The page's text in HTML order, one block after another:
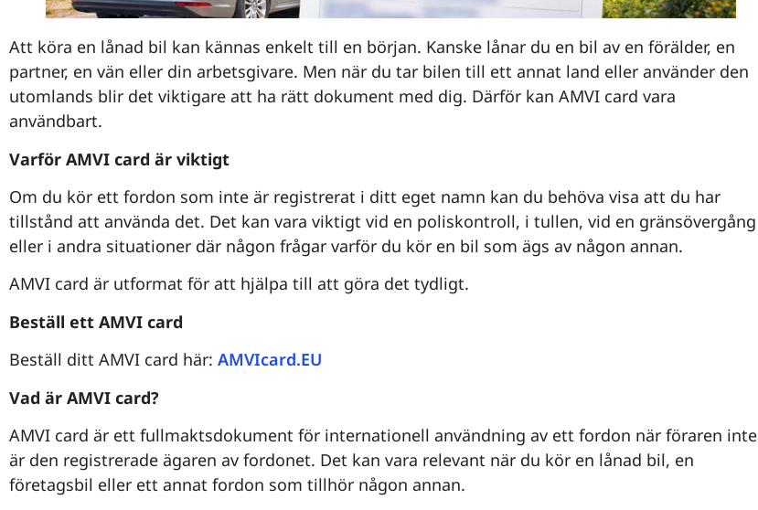
Att köra en lånad bil kan kännas enkelt till en början. Kanske lånar du en bil av en förälder, en
partner, en vän eller din arbetsgivare. Men när du tar bilen till ett annat land eller använder den
utomlands blir det viktigare att ha rätt dokument med dig. Därför kan AMVI card vara
användbart.
Varför AMVI card är viktigt
Om du kör ett fordon som inte är registrerat i ditt eget namn kan du behöva visa att du har
tillstånd att använda det. Det kan vara viktigt vid en poliskontroll, i tullen, vid en gränsövergång
eller i andra situationer där någon frågar varför du kör en bil som ägs av någon annan.
AMVI card är utformat för att hjälpa till att göra det tydligt.
Beställ ett AMVI card
Beställ ditt AMVI card här: AMVIcard.EU
Vad är AMVI card?
AMVI card är ett fullmaktsdokument för internationell användning av ett fordon när föraren inte
är den registrerade ägaren av fordonet. Det kan vara relevant när du kör en lånad bil, en
företagsbil eller ett annat fordon som tillhör någon annan.